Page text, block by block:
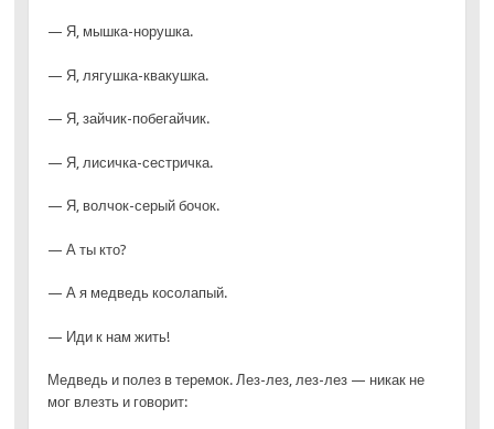
— Я, мышка-норушка.
— Я, лягушка-квакушка.
— Я, зайчик-побегайчик.
— Я, лисичка-сестричка.
— Я, волчок-серый бочок.
— А ты кто?
— А я медведь косолапый.
— Иди к нам жить!
Медведь и полез в теремок. Лез-лез, лез-лез — никак не
мог влезть и говорит: